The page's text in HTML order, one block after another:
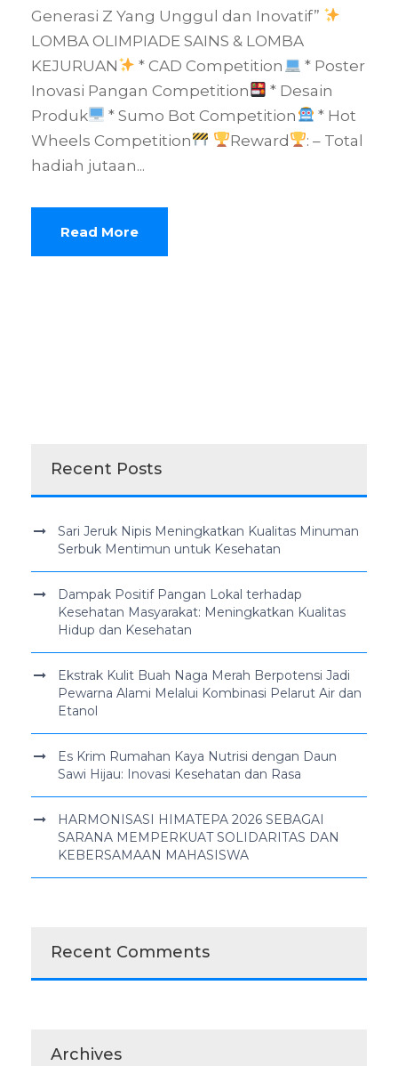
Generasi Z Yang Unggul dan Inovatif”
LOMBA OLIMPIADE SAINS & LOMBA
KEJURUAN
* CAD Competition
* Poster
Inovasi Pangan Competition
* Desain
Produk
* Sumo Bot Competition
* Hot
Wheels Competition
Reward
: – Total
hadiah jutaan...
Read More
Recent Posts
Sari Jeruk Nipis Meningkatkan Kualitas Minuman
Serbuk Mentimun untuk Kesehatan
Dampak Positif Pangan Lokal terhadap
Kesehatan Masyarakat: Meningkatkan Kualitas
Hidup dan Kesehatan
Ekstrak Kulit Buah Naga Merah Berpotensi Jadi
Pewarna Alami Melalui Kombinasi Pelarut Air dan
Etanol
Es Krim Rumahan Kaya Nutrisi dengan Daun
Sawi Hijau: Inovasi Kesehatan dan Rasa
HARMONISASI HIMATEPA 2026 SEBAGAI
SARANA MEMPERKUAT SOLIDARITAS DAN
KEBERSAMAAN MAHASISWA
Recent Comments
Archives